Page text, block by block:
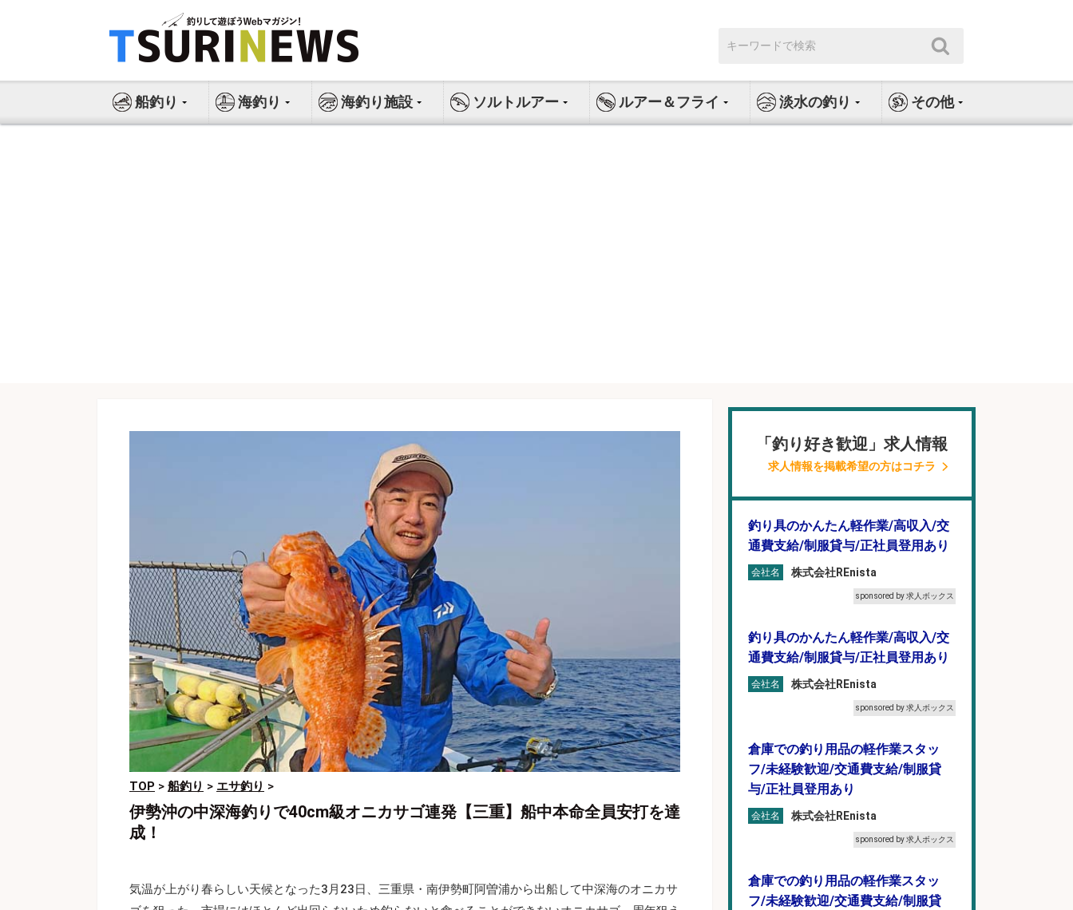
ス
索:
船釣り 海釣り 海釣り施設 ソルトルアー ルアー＆フライ 淡水の釣り その他
TOP > 船釣り > エサ釣り >
伊勢沖の中深海釣りで40cm級オニカサゴ連発【三重】船中本命全員安打を達
成！
気温が上がり春らしい天候となった3月23日、三重県・南伊勢町阿曽浦から出船して中深海のオニカサ
「釣り好き歓迎」求人情報
求人情報を掲載希望の方はコチラ
釣り具のかんたん軽作業/高収入/交
通費支給/制服貸与/正社員登用あり
会社名 株式会社REnista
sponsored by 求人ボックス
釣り具のかんたん軽作業/高収入/交
通費支給/制服貸与/正社員登用あり
会社名 株式会社REnista
sponsored by 求人ボックス
倉庫での釣り用品の軽作業スタッ
フ/未経験歓迎/交通費支給/制服貸
与/正社員登用あり
会社名 株式会社REnista
sponsored by 求人ボックス
倉庫での釣り用品の軽作業スタッ
フ/未経験歓迎/交通費支給/制服貸